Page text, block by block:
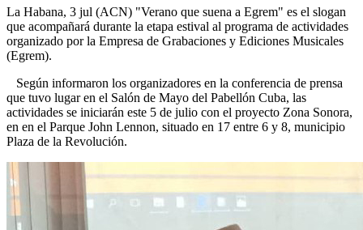
La Habana, 3 jul (ACN) "Verano que suena a Egrem" es el slogan
que acompañará durante la etapa estival al programa de actividades
organizado por la Empresa de Grabaciones y Ediciones Musicales
(Egrem).
Según informaron los organizadores en la conferencia de prensa
que tuvo lugar en el Salón de Mayo del Pabellón Cuba, las
actividades se iniciarán este 5 de julio con el proyecto Zona Sonora,
en en el Parque John Lennon, situado en 17 entre 6 y 8, municipio
Plaza de la Revolución.